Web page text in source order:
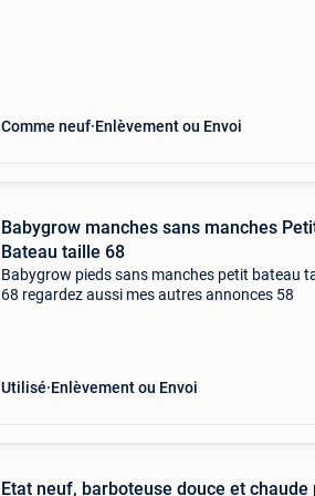
Comme neuf Enlèvement ou Envoi
Babygrow manches sans manches
Bateau taille 68
Babygrow pieds sans manches petit bateau
68 regardez aussi mes autres annonces 58
Utilisé Enlèvement ou Envoi
Etat neuf, barboteuse douce et chaude